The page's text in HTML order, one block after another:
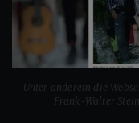
Unter anderem die
Frank-Walter